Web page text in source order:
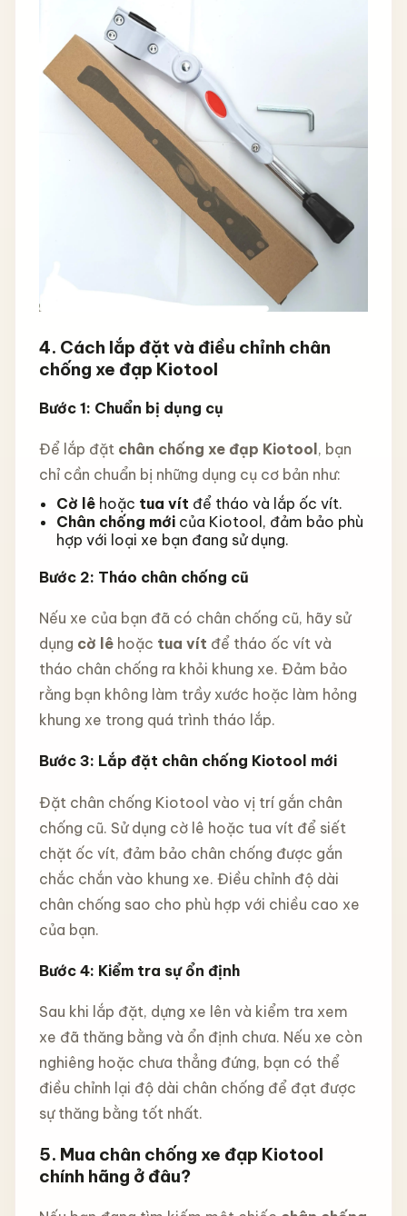
4. Cách lắp đặt và điều chỉnh chân
chống xe đạp Kiotool
Bước 1: Chuẩn bị dụng cụ
Để lắp đặt chân chống xe đạp Kiotool , bạn
chỉ cần chuẩn bị những dụng cụ cơ bản như:
Cờ lêhoặc tua vít để tháo và lắp ốc vít.
Chân chống mớicủa Kiotool, đảm bảo phù
hợp với loại xe bạn đang sử dụng.
Bước 2: Tháo chân chống cũ
Nếu xe của bạn đã có chân chống cũ, hãy sử
dụng cờ lêhoặc tua vít để tháo ốc vít và
tháo chân chống ra khỏi khung xe. Đảm bảo
rằng bạn không làm trầy xước hoặc làm hỏng
khung xe trong quá trình tháo lắp.
Bước 3: Lắp đặt chân chống Kiotool mới
Đặt chân chống Kiotool vào vị trí gắn chân
chống cũ. Sử dụng cờ lê hoặc tua vít để siết
chặt ốc vít, đảm bảo chân chống được gắn
chắc chắn vào khung xe. Điều chỉnh độ dài
chân chống sao cho phù hợp với chiều cao xe
của bạn.
Bước 4: Kiểm tra sự ổn định
Sau khi lắp đặt, dựng xe lên và kiểm tra xem
xe đã thăng bằng và ổn định chưa. Nếu xe còn
nghiêng hoặc chưa thẳng đứng, bạn có thể
điều chỉnh lại độ dài chân chống để đạt được
sự thăng bằng tốt nhất.
5. Mua chân chống xe đạp Kiotool
chính hãng ở đâu?